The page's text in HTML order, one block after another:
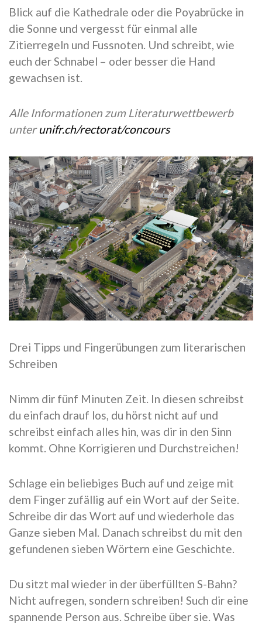
Blick auf die Kathedrale oder die Poyabrücke in
die Sonne und vergesst für einmal alle
Zitierregeln und Fussnoten. Und schreibt, wie
euch der Schnabel – oder besser die Hand
gewachsen ist.
Alle Informationen zum Literaturwettbewerb
unterunifr.ch/rectorat/concours
Drei Tipps und Fingerübungen zum literarischen
Schreiben
Nimm dir fünf Minuten Zeit. In diesen schreibst
du einfach drauf los, du hörst nicht auf und
schreibst einfach alles hin, was dir in den Sinn
kommt. Ohne Korrigieren und Durchstreichen!
Schlage ein beliebiges Buch auf und zeige mit
dem Finger zufällig auf ein Wort auf der Seite.
Schreibe dir das Wort auf und wiederhole das
Ganze sieben Mal. Danach schreibst du mit den
gefundenen sieben Wörtern eine Geschichte.
Du sitzt mal wieder in der überfüllten S-Bahn?
Nicht aufregen, sondern schreiben! Such dir eine
spannende Person aus. Schreibe über sie. Was